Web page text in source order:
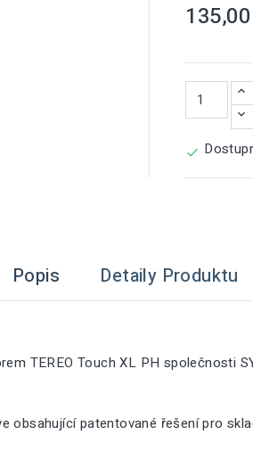

Popis Detaily Produktu
TEREO Touch XL PH společnosti
obsahující patentované řešení pro